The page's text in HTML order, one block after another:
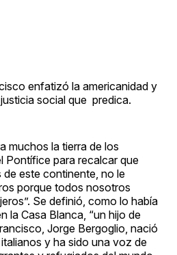
enfatizó la americanidad y
social que predica.
muchos la tierra de los
Pontífice para recalcar que
de este continente, no le
porque todos nosotros
Se definió, como lo había
la Casa Blanca, “un hijo de
Jorge Bergoglio, nació
y ha sido una voz de